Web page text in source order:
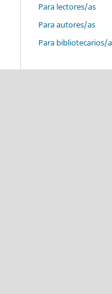
Para lectores/as
Para autores/as
Para bibliotecarios/